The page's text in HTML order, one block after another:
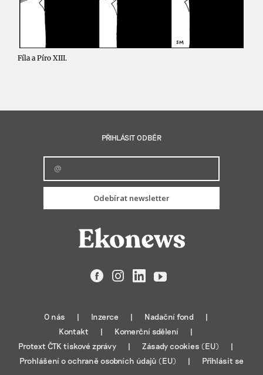
Fíla a Píro XIII.
PŘIHLÁSIT ODBĚR
Odebírat newsletter
FacebookInstagramLinkedIn
YouTube
O nás Inzerce
Nadační fond
Kontakt
Komerční sdělení
Protext ČTK tiskové zprávy
Zásady cookies (EU)
Prohlášení o ochraně osobních údajů (EU)
Přihlásit se